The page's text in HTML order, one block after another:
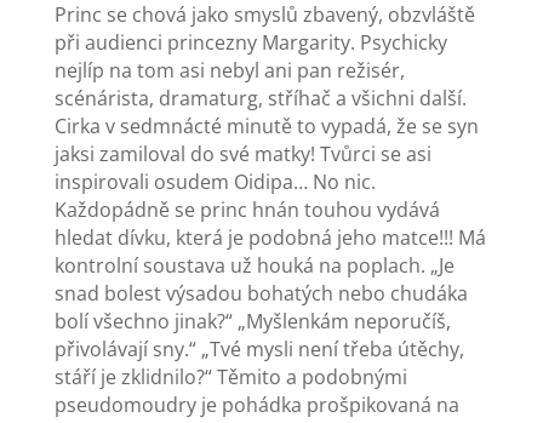
Princ se chová jako smyslů zbavený, obzvláště
při audienci princezny Margarity. Psychicky
nejlíp na tom asi nebyl ani pan režisér,
scénárista, dramaturg, stříhač a všichni další.
Cirka v sedmnácté minutě to vypadá, že se syn
jaksi zamiloval do své matky! Tvůrci se asi
inspirovali osudem Oidipa… No nic.
Každopádně se princ hnán touhou vydává
hledat dívku, která je podobná jeho matce!!! Má
kontrolní soustava už houká na poplach. „Je
snad bolest výsadou bohatých nebo chudáka
bolí všechno jinak?“ „Myšlenkám neporučíš,
přivolávají sny.“ „Tvé mysli není třeba útěchy,
stáří je zklidnilo?“ Těmito a podobnými
pseudomoudry je pohádka prošpikovaná na